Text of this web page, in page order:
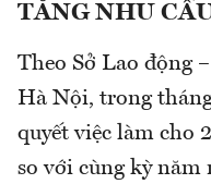
TĂNG NHU
Theo Sở Lao động
Hà Nội, trong
quyết việc làm cho
so với cùng kỳ